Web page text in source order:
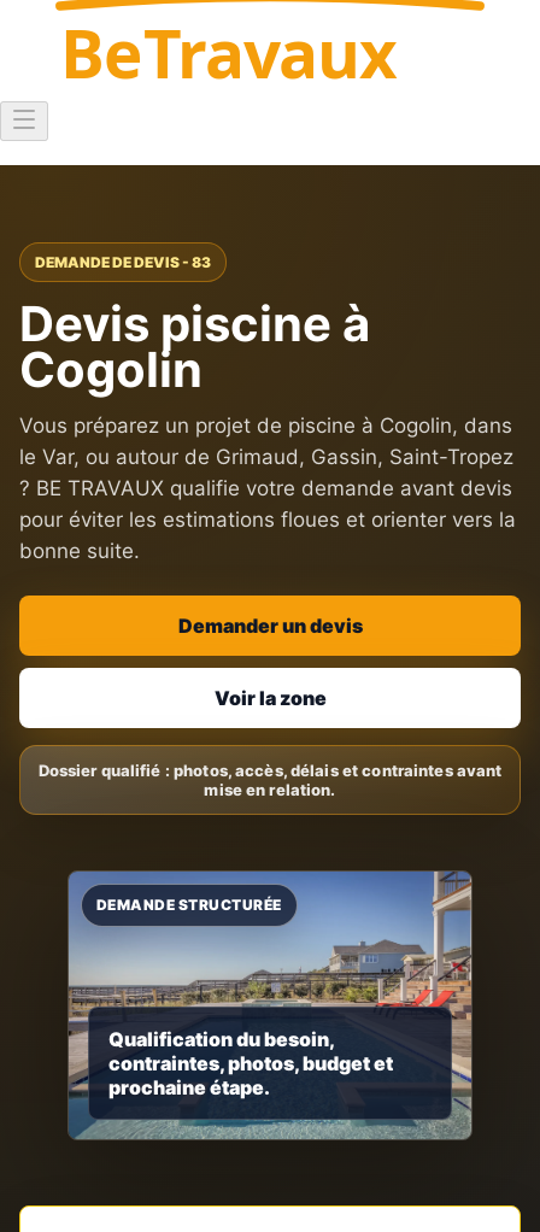
BeTravaux
DEMANDE DE DEVIS - 83
Devis piscine à
Cogolin
Vous préparez un projet de piscine à Cogolin, dans
le Var, ou autour de Grimaud, Gassin, Saint-Tropez
? BE TRAVAUX qualifie votre demande avant devis
pour éviter les estimations floues et orienter vers la
bonne suite.
Demander un devis
Voir la zone
Qualification du besoin,
contraintes, photos, budget et
prochaine étape.